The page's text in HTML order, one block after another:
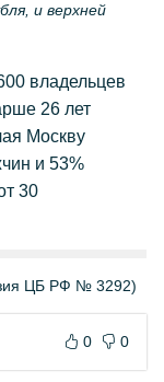
и верхней
владельцев
26 лет
Москву
и 53%
30
ЦБ РФ № 3292)
0 0